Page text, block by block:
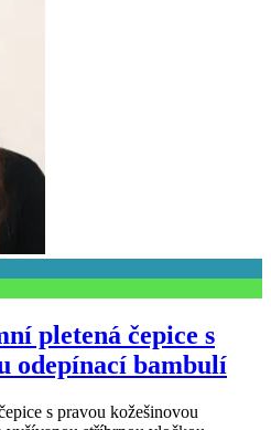
pletená čepice s
odepínací bambulí
s pravou kožešinovou